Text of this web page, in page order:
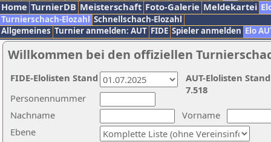
Home TurnierDB Meisterschaft Foto-Galerie Meldekartei
Turnierschach-Elozahl Schnellschach-Elozahl
Allgemeines Turnier anmelden: AUT FIDE Spieler anmelden Elo
Willkommen bei den offiziellen
Nachname
Vorname
Ebene
Personennummer
AUT-Elolisten
7.518
FIDE-Elolisten Stand